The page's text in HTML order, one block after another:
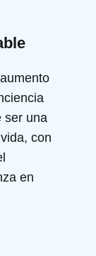
ser una
con
en